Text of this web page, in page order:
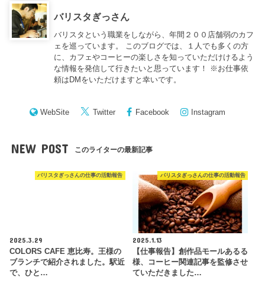
バリスタぎっさん
バリスタという職業をしながら、年間２００店舗弱のカフ
ェを巡っています。 このブログでは、１人でも多くの方
に、カフェやコーヒーの楽しさを知っていただけけるよう
な情報を発信して行きたいと思っています！ ※お仕事依
頼はDMをいただけますと幸いです。
WebSite Twitter Facebook Instagram
NEW POST このライターの最新記事
バリスタぎっさんの仕事の活動報告
2025.3.29
COLORS CAFE 恵比寿。王様の
ブランチで紹介されました。駅近
で、ひと…
バリスタぎっさんの仕事の活動報告
2025.1.13
【仕事報告】創作品モールあるる
様、コーヒー関連記事を監修させ
ていただきました…